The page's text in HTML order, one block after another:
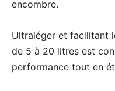
encombre.
Ultraléger et facilitant
de 5 à 20 litres est
performance tout en